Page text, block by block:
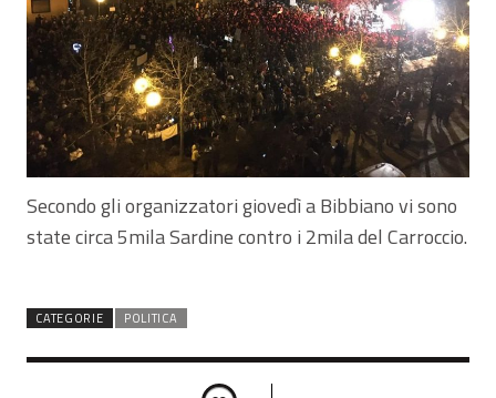
Secondo gli organizzatori giovedì a Bibbiano vi sono
state circa 5mila Sardine contro i 2mila del Carroccio.
CATEGORIE POLITICA